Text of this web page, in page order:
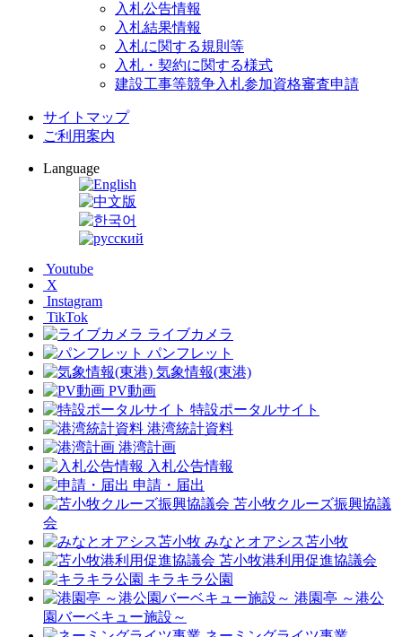
入札公告情報
入札結果情報
入札に関する規則等
入札・契約に関する様式
建設工事等競争入札参加資格審査申請
サイトマップ
ご利用案内
Language
Youtube
X
Instagram
TikTok
ライブカメラ
パンフレット
気象情報(東港)
PV動画
特設ポータルサイト
港湾統計資料
港湾計画
入札公告情報
申請・届出
苫小牧クルーズ振興協議
会
みなとオアシス苫小牧
苫小牧港利用促進協議会
キラキラ公園
港園亭 ～港公
園バーベキュー施設～